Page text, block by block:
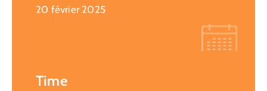
20 février 2025
Time